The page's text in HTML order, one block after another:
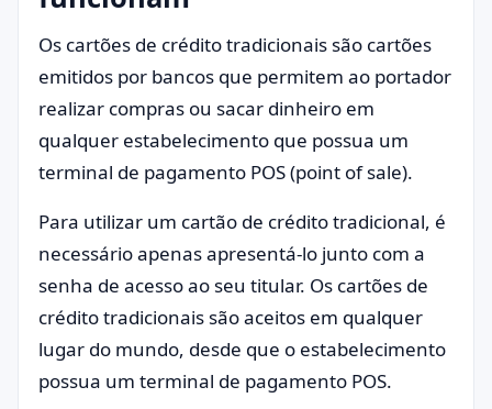
Os cartões de crédito tradicionais são cartões
emitidos por bancos que permitem ao portador
realizar compras ou sacar dinheiro em
qualquer estabelecimento que possua um
terminal de pagamento POS (point of sale).
Para utilizar um cartão de crédito tradicional, é
necessário apenas apresentá-lo junto com a
senha de acesso ao seu titular. Os cartões de
crédito tradicionais são aceitos em qualquer
lugar do mundo, desde que o estabelecimento
possua um terminal de pagamento POS.